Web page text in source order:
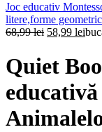
Joc educativ
litere,forme
68,99lei Prețul
fost:
68,99 lei.
58,99 lei
Quiet